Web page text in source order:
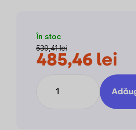
În stoc
539,41 lei
485,46 lei
preţ: